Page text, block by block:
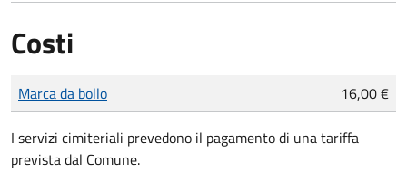
Costi
Tipo di pagamento
Importo
Marca da bollo 16,00 €
I servizi cimiteriali prevedono il pagamento di una tariffa
prevista dal Comune.